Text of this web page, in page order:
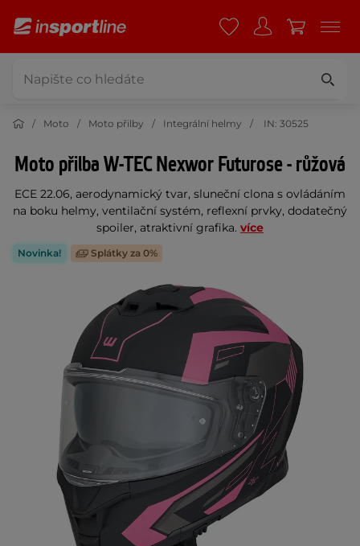
Moto Moto přilby Integrální helmy IN: 30525
Moto přilba W-TEC Nexwor Futurose - růžová
ECE 22.06, aerodynamický tvar, sluneční clona s ovládáním
na boku helmy, ventilační systém, reflexní prvky, dodatečný
spoiler, atraktivní grafika. více
Novinka! Splátky za 0%